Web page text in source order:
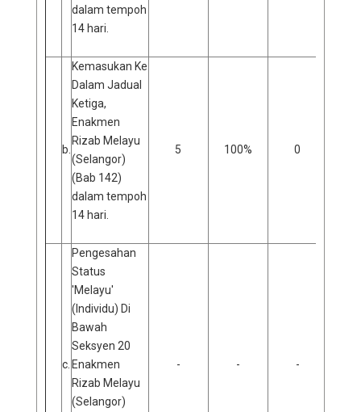
dalam tempoh
14 hari.
b.
Kemasukan Ke
Dalam Jadual
Ketiga,
Enakmen
Rizab Melayu
(Selangor)
(Bab 142)
dalam tempoh
14 hari.
5 100% 0
c.
Pengesahan
Status
'Melayu'
(Individu) Di
Bawah
Seksyen 20
Enakmen
Rizab Melayu
(Selangor)
- - -